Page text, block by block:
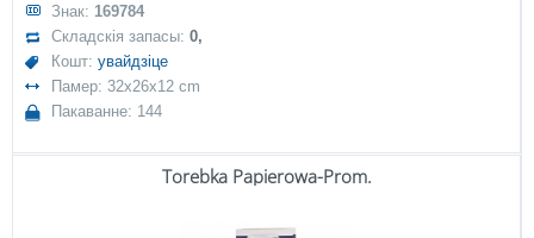
Знак: 169784
Складскія запасы:0,
Кошт:увайдзіце
Памер: 32x26x12 cm
Пакаванне: 144
Torebka Papierowa-Prom.